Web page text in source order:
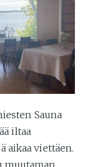
Sauna
iltaa
aikaa viettäen.